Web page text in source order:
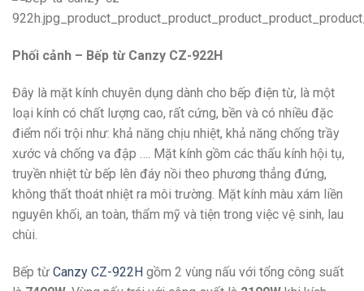
Phối cảnh – Bếp từ Canzy CZ-922H
Đây là mặt kính chuyên dụng dành cho bếp điện từ, là một
loại kính có chất lượng cao, rất cứng, bền và có nhiều đặc
điểm nổi trội như: khả năng chịu nhiệt, khả năng chống trầy
xước và chống va đập …. Mặt kính gồm các thấu kính hội tụ,
truyền nhiệt từ bếp lên đáy nồi theo phương thẳng đứng,
không thất thoát nhiệt ra môi trường. Mặt kính màu xám liền
nguyên khối, an toàn, thẩm mỹ và tiện trong việc vệ sinh, lau
chùi.
Bếp từ Canzy CZ-922H gồm 2 vùng nấu với tổng công suất